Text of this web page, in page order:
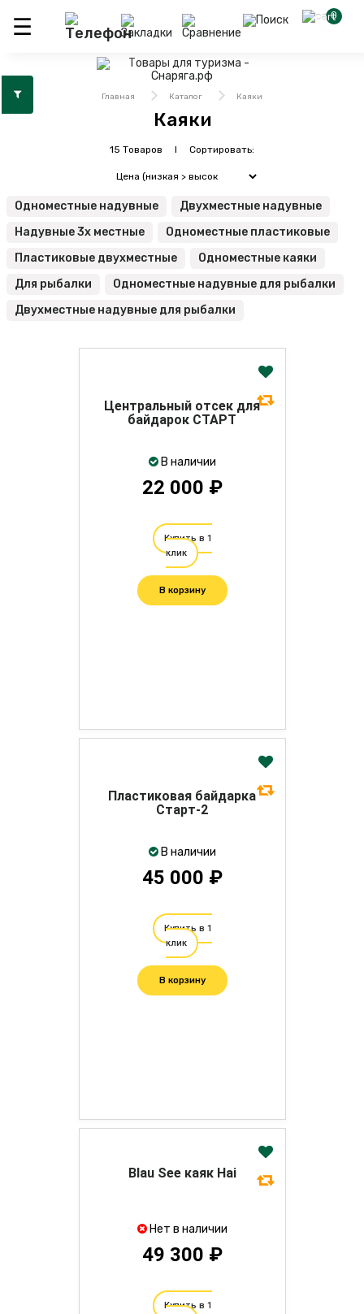
0
Главная Каталог Каяки
Каяки
15 Товаров I Сортировать:
Одноместные надувные
Двухместные надувные
Надувные 3х местные
Одноместные пластиковые
Пластиковые двухместные
Одноместные каяки
Для рыбалки
Одноместные надувные для рыбалки
Двухместные надувные для рыбалки
Центральный отсек для
байдарок СТАРТ
В наличии
22 000 ₽
Купить в 1
клик
В корзину
Пластиковая байдарка
Старт-2
В наличии
45 000 ₽
Купить в 1
клик
В корзину
Blau See каяк Hai
Нет в наличии
49 300 ₽
Купить в 1